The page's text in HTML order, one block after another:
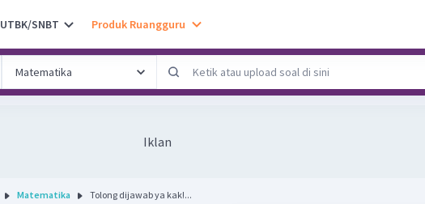
UTBK/SNBT Produk Ruangguru
Iklan
Matematika Tolong dijawab ya kak!...